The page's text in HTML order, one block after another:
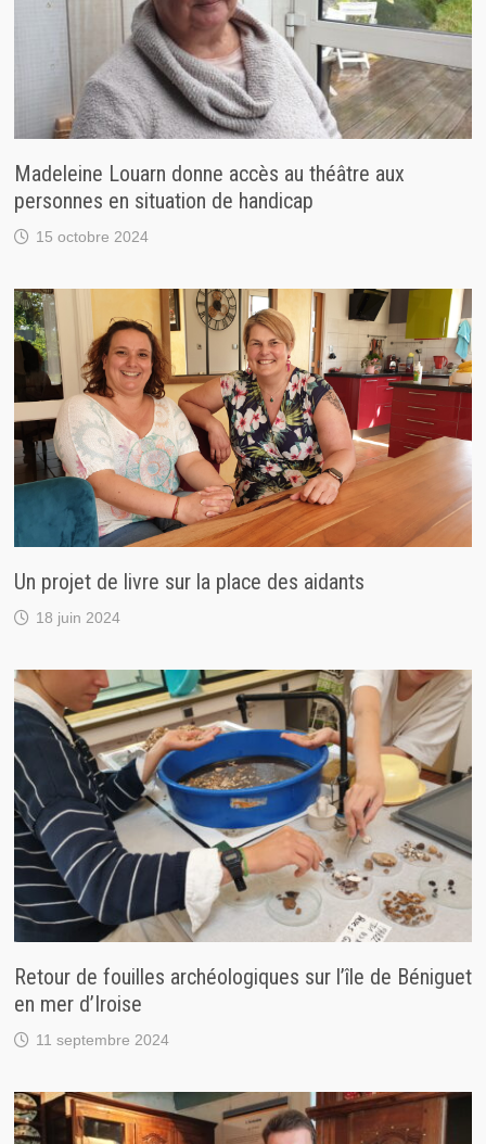
Madeleine Louarn donne accès au théâtre aux
personnes en situation de handicap
15 octobre 2024
Un projet de livre sur la place des aidants
18 juin 2024
Retour de fouilles archéologiques sur l’île de Béniguet
en mer d’Iroise
11 septembre 2024